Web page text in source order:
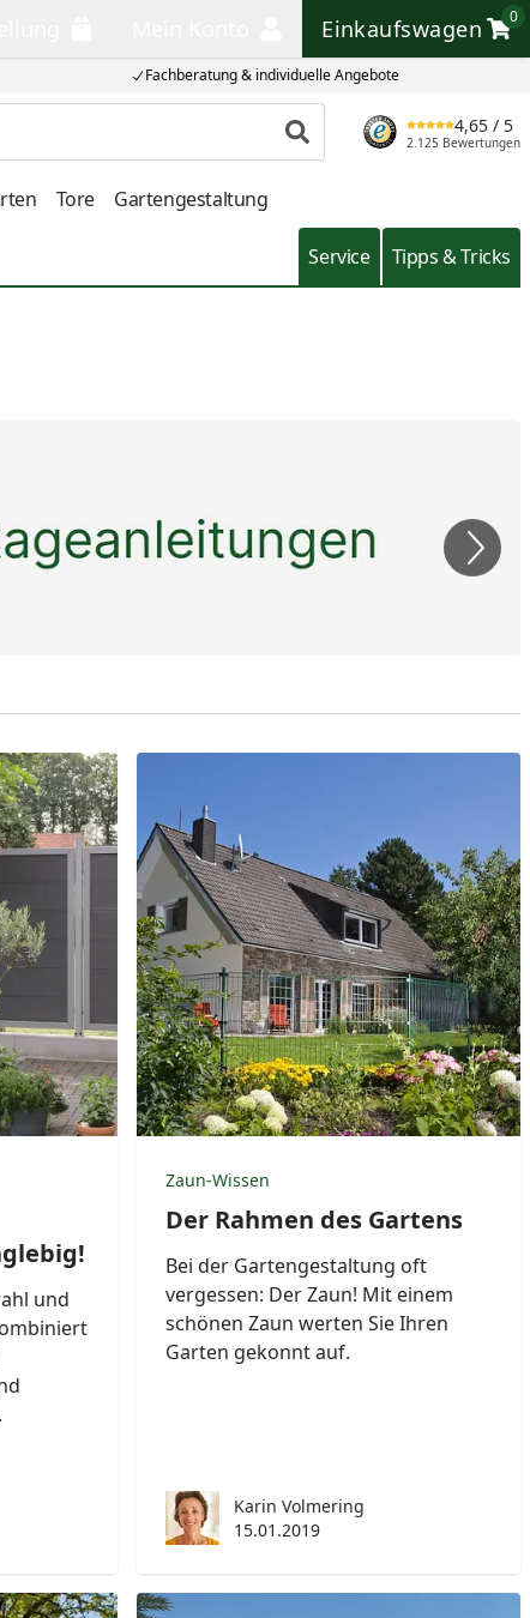
Fachberatung & individuelle Angebote
Einkaufswagen
0
Einkaufswagen
Produkt suchen
4,65 / 5
2.125 Bewertungen
Tore Gartengestaltung
Service Tipps & Tricks
und
Zaun-Wissen
Der Rahmen des Gartens
Bei der Gartengestaltung oft
vergessen: Der Zaun! Mit einem
schönen Zaun werten Sie Ihren
Garten gekonnt auf.
Karin Volmering
15.01.2019